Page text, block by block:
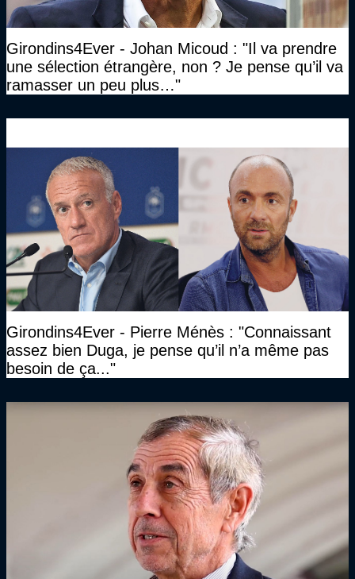
Girondins4Ever - Johan Micoud : "Il va prendre
une sélection étrangère, non ? Je pense qu’il va
ramasser un peu plus…"
Girondins4Ever - Pierre Ménès : "Connaissant
assez bien Duga, je pense qu’il n’a même pas
besoin de ça..."